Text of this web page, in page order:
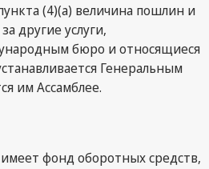
(4)(a) величина пошлин и
другие услуги,
бюро и относящиеся
Генеральным
им Ассамблее.
фонд оборотных средств,